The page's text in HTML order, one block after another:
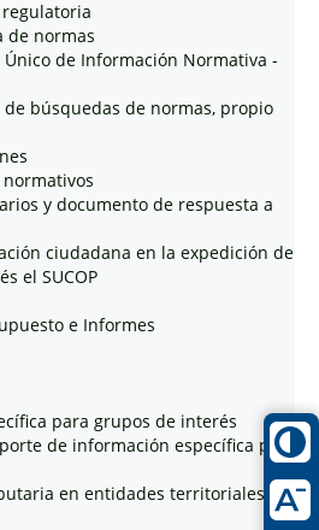
de normas
Único de Información Normativa -
de búsquedas de normas, propio
normativos
y documento de respuesta a
ciudadana en la expedición de
el SUCOP
e Informes
para grupos de interés
de información específica por
en entidades territoriales